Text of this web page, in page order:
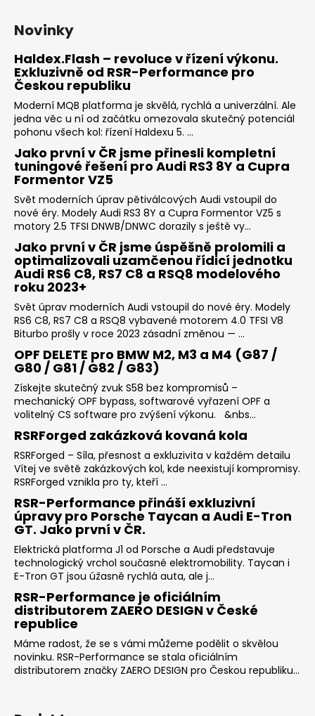
Novinky
Haldex.Flash – revoluce v řízení výkonu.
Exkluzivně od RSR-Performance pro
Českou republiku
Moderní MQB platforma je skvělá, rychlá a univerzální. Ale
jedna věc u ní od začátku omezovala skutečný potenciál
pohonu všech kol: řízení Haldexu 5. ...
Jako první v ČR jsme přinesli kompletní
tuningové řešení pro Audi RS3 8Y a Cupra
Formentor VZ5
Svět moderních úprav pětiválcových Audi vstoupil do
nové éry. Modely Audi RS3 8Y a Cupra Formentor VZ5 s
motory 2.5 TFSI DNWB/DNWC dorazily s ještě vy...
Jako první v ČR jsme úspěšně prolomili a
optimalizovali uzamčenou řídicí jednotku
Audi RS6 C8, RS7 C8 a RSQ8 modelového
roku 2023+
Svět úprav moderních Audi vstoupil do nové éry. Modely
RS6 C8, RS7 C8 a RSQ8 vybavené motorem 4.0 TFSI V8
Biturbo prošly v roce 2023 zásadní změnou — ...
OPF DELETE pro BMW M2, M3 a M4 (G87 /
G80 / G81 / G82 / G83)
Získejte skutečný zvuk S58 bez kompromisů –
mechanický OPF bypass, softwarové vyřazení OPF a
volitelný CS software pro zvýšení výkonu. &nbs...
RSRForged zakázková kovaná kola
RSRForged – Síla, přesnost a exkluzivita v každém detailu
Vítej ve světě zakázkových kol, kde neexistují kompromisy.
RSRForged vznikla pro ty, kteří ...
RSR-Performance přináší exkluzivní
úpravy pro Porsche Taycan a Audi E-Tron
GT. Jako první v ČR.
Elektrická platforma J1 od Porsche a Audi představuje
technologický vrchol současné elektromobility. Taycan i
E-Tron GT jsou úžasně rychlá auta, ale j...
RSR-Performance je oficiálním
distributorem ZAERO DESIGN v České
republice
Máme radost, že se s vámi můžeme podělit o skvělou
novinku. RSR-Performance se stala oficiálním
distributorem značky ZAERO DESIGN pro Českou republiku...